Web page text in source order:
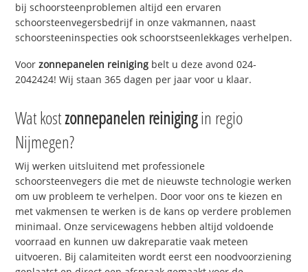
bij schoorsteenproblemen altijd een ervaren
schoorsteenvegersbedrijf in onze vakmannen, naast
schoorsteeninspecties ook schoorstseenlekkages verhelpen.
Voorzonnepanelen reiniging belt u deze avond 024-
2042424! Wij staan 365 dagen per jaar voor u klaar.
Wat kostzonnepanelen reinigingin regio
Nijmegen?
Wij werken uitsluitend met professionele
schoorsteenvegers die met de nieuwste technologie werken
om uw probleem te verhelpen. Door voor ons te kiezen en
met vakmensen te werken is de kans op verdere problemen
minimaal. Onze servicewagens hebben altijd voldoende
voorraad en kunnen uw dakreparatie vaak meteen
uitvoeren. Bij calamiteiten wordt eerst een noodvoorziening